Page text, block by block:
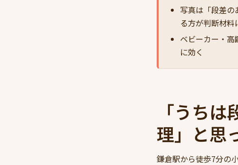
写真は「段差の
る方が判断材料
ベビーカー・
に効く
「うち
理」と思
鎌倉駅から徒歩7分の